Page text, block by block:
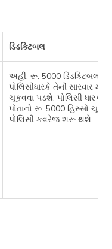
ડિડક્ટિબલ
અહીં, રૂ. 5000 ડિડક્ટિબલ
પોલિસીધારકે તેની સારવાર
ચૂકવવા પડશે. પોલિસી ધારક
પોતાનો રૂ. 5000 હિસ્સો
પોલિસી કવરેજ શરૂ થશે.